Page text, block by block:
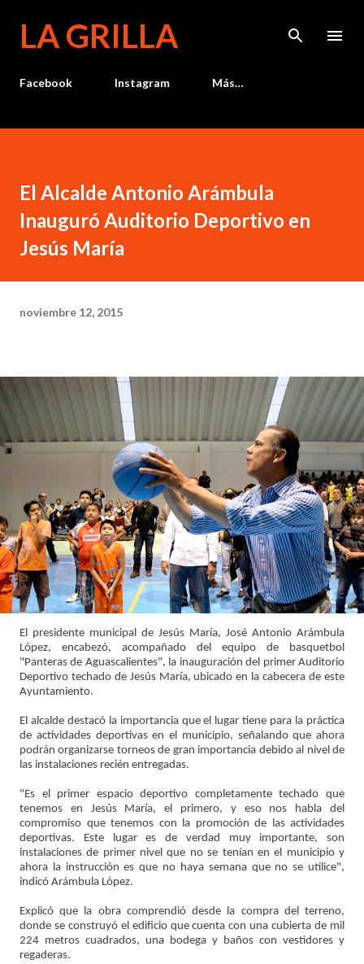
LA GRILLA
Facebook Instagram Más…
El Alcalde Antonio Arámbula
Inauguró Auditorio Deportivo en
Jesús María
noviembre 12, 2015
El presidente municipal de Jesús María, José Antonio Arámbula
López, encabezó, acompañado del equipo de basquetbol
"Panteras de Aguascalientes", la inauguración del primer Auditorio
Deportivo techado de Jesús María, ubicado en la cabecera de este
Ayuntamiento.
El alcalde destacó la importancia que el lugar tiene para la práctica
de actividades deportivas en el municipio, señalando que ahora
podrán organizarse torneos de gran importancia debido al nivel de
las instalaciones recién entregadas.
"Es el primer espacio deportivo completamente techado que
tenemos en Jesús María, el primero, y eso nos habla del
compromiso que tenemos con la promoción de las actividades
deportivas. Este lugar es de verdad muy importante, son
instalaciones de primer nivel que no se tenían en el municipio y
ahora la instrucción es que no haya semana que no se utilice",
indicó Arámbula López.
Explicó que la obra comprendió desde la compra del terreno,
donde se construyó el edificio que cuenta con una cubierta de mil
224 metros cuadrados, una bodega y baños con vestidores y
regaderas.